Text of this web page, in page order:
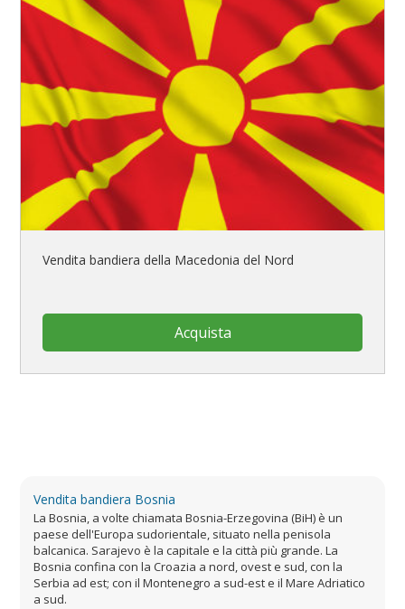
Vendita bandiera della Macedonia del Nord
Acquista
Vendita bandiera Bosnia
La Bosnia, a volte chiamata Bosnia-Erzegovina (BiH) è un
paese dell'Europa sudorientale, situato nella penisola
balcanica. Sarajevo è la capitale e la città più grande. La
Bosnia confina con la Croazia a nord, ovest e sud, con la
Serbia ad est; con il Montenegro a sud-est e il Mare Adriatico
a sud.